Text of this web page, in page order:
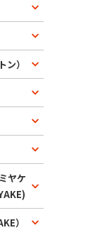
）
ヤケ
）